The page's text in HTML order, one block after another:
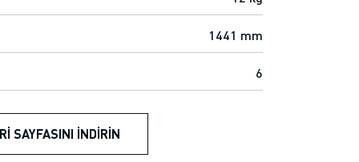
1441 mm
6
SAYFASINI İNDIRIN